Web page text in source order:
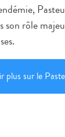
son rôle
plus sur le